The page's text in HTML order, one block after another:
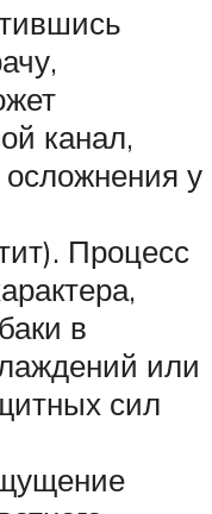
канал,
у
Процесс
в
или
сил